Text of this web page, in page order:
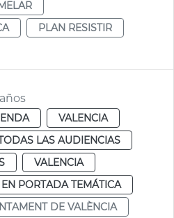
PLAN RESISTIR
VALENCIA
LAS AUDIENCIAS
VALENCIA
EN PORTADA TEMÁTICA
DE VALÈNCIA